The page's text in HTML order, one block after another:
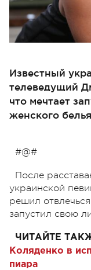
Известный
телеведущий
что мечтает
женского
#@#
После
украинской
решил
запустил свою
ЧИТАЙТЕ
Коляденко в
пиара